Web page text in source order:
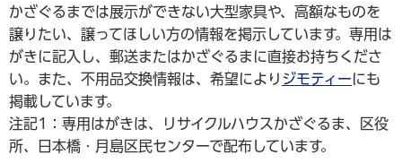
かざぐるまでは展示ができない大型家具や、高額なものを
譲りたい、譲ってほしい方の情報を掲示しています。専用は
がきに記入し、郵送またはかざぐるまに直接お持ちくださ
い。また、不用品交換情報は、希望により ジモティーにも
掲載しています。
注記1：専用はがきは、リサイクルハウスかざぐるま、区役
所、日本橋・月島区民センターで配布しています。